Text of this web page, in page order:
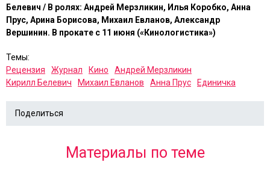
Белевич / В ролях: Андрей Мерзликин, Илья Коробко, Анна
Прус, Арина Борисова, Михаил Евланов, Александр
Вершинин. В прокате с 11 июня («Кинологистика»)
Темы:
Рецензия
Журнал Кино
Андрей Мерзликин
Кирилл Белевич
Михаил Евланов Анна Прус Единичка
Поделиться
Материалы по теме